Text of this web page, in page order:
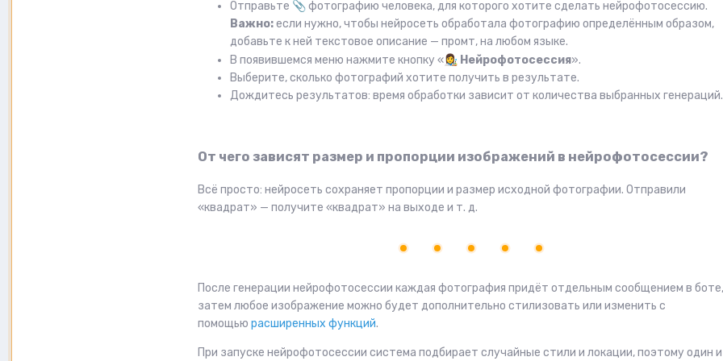
Отправьте 📎фотографию человека, для которого хотите сделать нейрофотосессию.
Важно:если нужно, чтобы нейросеть обработала фотографию определённым образом,
добавьте к ней текстовое описание — промт, на любом языке.
В появившемся меню нажмите кнопку «👩‍🎨 Нейрофотосессия».
Выберите, сколько фотографий хотите получить в результате.
Дождитесь результатов: время обработки зависит от количества выбранных генераций.
От чего зависят размер и пропорции изображений в нейрофотосессии?
Всё просто: нейросеть сохраняет пропорции и размер исходной фотографии. Отправили
«квадрат» — получите «квадрат» на выходе и т. д.
После генерации нейрофотосессии каждая фотография придёт отдельным сообщением в
затем любое изображение можно будет дополнительно стилизовать или изменить с
помощью расширенных функций.
При запуске нейрофотосессии система подбирает случайные стили и локации, поэтому один и